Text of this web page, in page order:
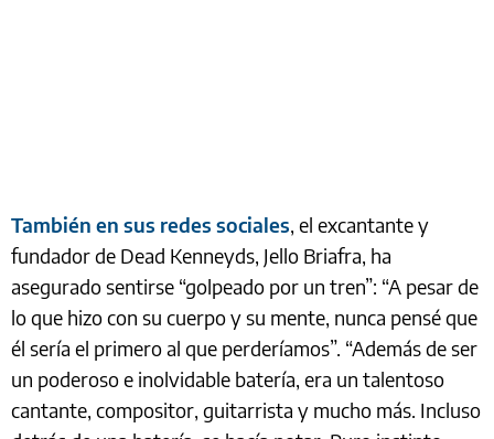
También en sus redes sociales, el excantante y
fundador de Dead Kenneyds, Jello Briafra, ha
asegurado sentirse “golpeado por un tren”: “A pesar de
lo que hizo con su cuerpo y su mente, nunca pensé que
él sería el primero al que perderíamos”. “Además de ser
un poderoso e inolvidable batería, era un talentoso
cantante, compositor, guitarrista y mucho más. Incluso